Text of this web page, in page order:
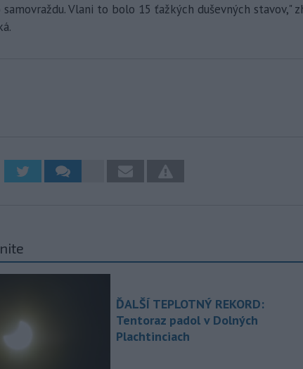
samovraždu. Vlani to bolo 15 ťažkých duševných stavov,"
ĎALŠÍ TEPLOTNÝ REKORD:
Tentoraz padol v Dolných
Plachtinciach